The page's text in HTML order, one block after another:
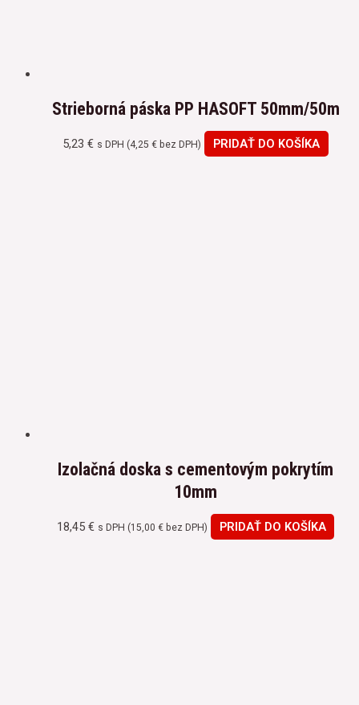
Strieborná páska PP HASOFT 50mm/50m
5,23€ s DPH (4,25€ bez DPH) PRIDAŤ DO KOŠÍKA
Izolačná doska s cementovým pokrytím
10mm
18,45 € s DPH (15,00 €bez DPH) PRIDAŤ DO KOŠÍKA